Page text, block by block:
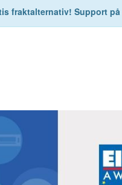
fraktalternativ! Support